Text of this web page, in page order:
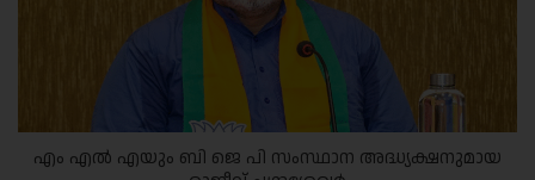
എം എൽ എയും ബി ജെ പി സംസ്ഥാന അദ്ധ്യക്ഷനുമായ